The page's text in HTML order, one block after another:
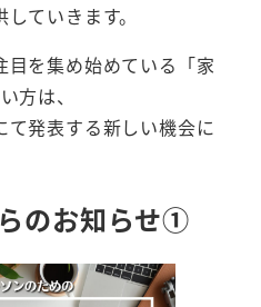
ていきます。
を集め始めている「家
方は、
発表する新しい機会に
のお知らせ①